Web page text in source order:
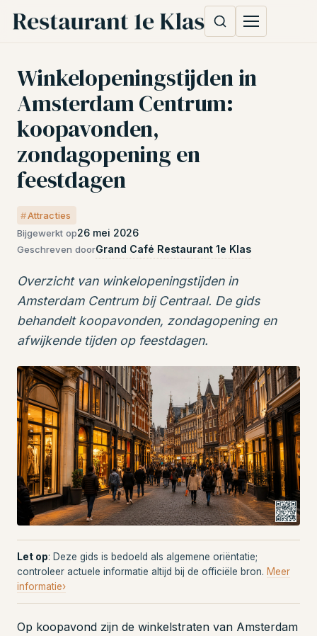
Winkelopeningstijden in
Amsterdam Centrum:
koopavonden,
zondagopening en
feestdagen
Attracties
Bijgewerkt op26 mei 2026
Geschreven doorGrand Café Restaurant 1e Klas
Overzicht van winkelopeningstijden in
Amsterdam Centrum bij Centraal. De gids
behandelt koopavonden, zondagopening en
afwijkende tijden op feestdagen.
Let op: Deze gids is bedoeld als algemene oriëntatie;
controleer actuele informatie altijd bij de officiële bron. Meer
informatie›
Op koopavond zijn de winkelstraten van Amsterdam